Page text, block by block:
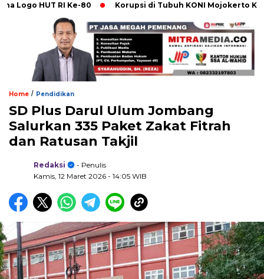
Ke-80 Korupsi di Tubuh KONI Mojokerto Karena
Home / Pendidikan
SD Plus Darul Ulum Jombang
Salurkan 335 Paket Zakat Fitrah
dan Ratusan Takjil
Redaksi
- Penulis
Kamis, 12 Maret 2026 - 14:05 WIB